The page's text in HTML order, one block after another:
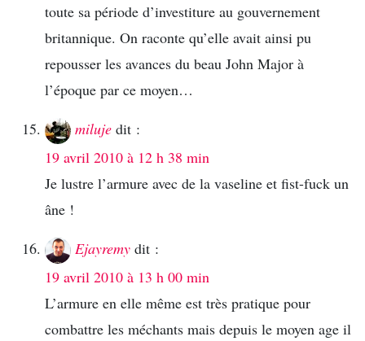
toute sa période d’investiture au gouvernement
britannique. On raconte qu’elle avait ainsi pu
repousser les avances du beau John Major à
l’époque par ce moyen…
miluje dit :
19 avril 2010 à 12 h 38 min
Je lustre l’armure avec de la vaseline et fist-fuck un
âne !
Ejayremy dit :
19 avril 2010 à 13 h 00 min
L’armure en elle même est très pratique pour
combattre les méchants mais depuis le moyen age il